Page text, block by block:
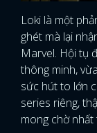
Loki là một
ghét mà lại
Marvel. Hội tụ
thông minh,
sức hút to lớn
series riêng,
mong chờ nhất